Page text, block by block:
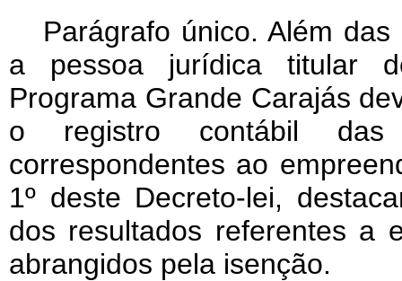
Parágrafo único. Além
a pessoa jurídica titular
Programa Grande Carajás
o registro contábil das
correspondentes ao
1º deste Decreto-lei,
dos resultados referentes a
abrangidos pela isenção.